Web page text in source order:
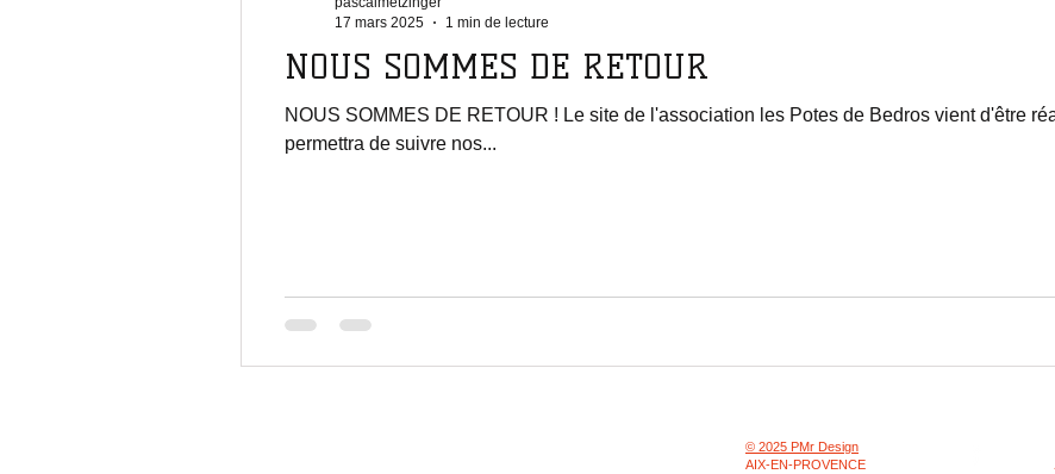
NOUS SOMMES DE RETOUR
NOUS SOMMES DE RETOUR ! Le site de l'association les Potes de Bedros vient d'être
permettra de suivre nos...
17 mars 2025
1 min de lecture
© 2025 PMr Design
AIX-EN-PROVENCE